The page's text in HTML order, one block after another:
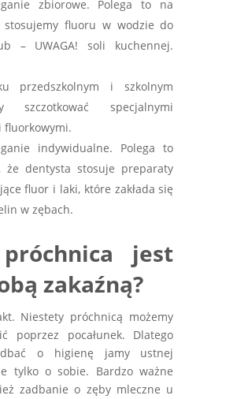
zbiorowe. Polega to na
stosujemy fluoru w wodzie do
– UWAGA! soli kuchennej.
przedszkolnym i szkolnym
szczotkować specjalnymi
fluorkowymi.
indywidualne. Polega to
że dentysta stosuje preparaty
fluor i laki, które zakłada się
w zębach.
jest
zakaźną?
Niestety próchnicą możemy
poprzez pocałunek. Dlatego
o higienę jamy ustnej
tylko o sobie. Bardzo ważne
zadbanie o zęby mleczne u